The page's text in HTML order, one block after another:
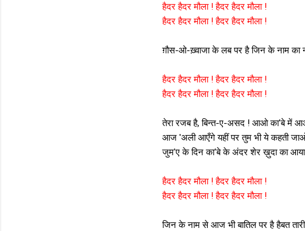
हैदर हैदर मौला ! हैदर हैदर मौला !
हैदर हैदर मौला ! हैदर हैदर मौला !
ग़ौस-ओ-ख़्वाजा के लब पर है जिन के नाम का
हैदर हैदर मौला ! हैदर हैदर मौला !
हैदर हैदर मौला ! हैदर हैदर मौला !
तेरा रजब है, बिन्त-ए-असद ! आओ का'बे में
आज 'अली आएँगे यहीं पर तुम भी ये कहती
जुम'ए के दिन का'बे के अंदर शेर ख़ुदा का आया
हैदर हैदर मौला ! हैदर हैदर मौला !
हैदर हैदर मौला ! हैदर हैदर मौला !
जिन के नाम से आज भी बातिल पर है हैबत तारी